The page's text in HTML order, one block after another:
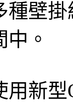
種壁
。
用新